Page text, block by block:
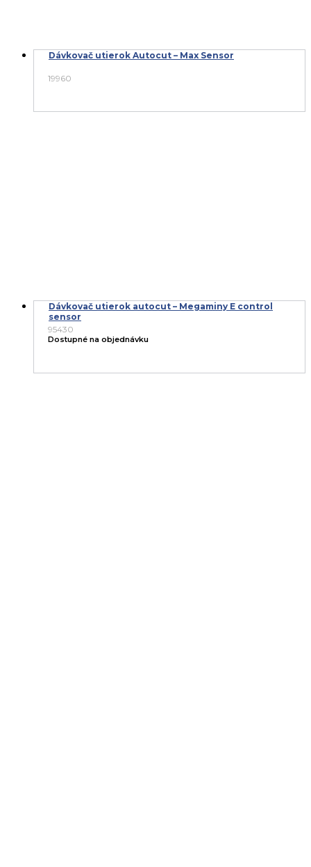
Dávkovač utierok Autocut – Max Sensor
19960
Dávkovač utierok autocut – Megaminy E control
sensor
95430
Dostupné na objednávku